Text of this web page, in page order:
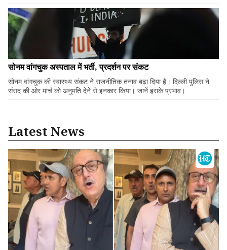
सोनम वांगचुक अस्पताल में भर्ती, प्रदर्शन पर संकट
सोनम वांगचुक की स्वास्थ्य संकट ने राजनीतिक तनाव बढ़ा दिया है। दिल्ली पुलिस ने
संसद की ओर मार्च को अनुमति देने से इनकार किया। जानें इसके प्रभाव।
Latest News